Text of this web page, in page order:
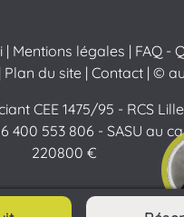
| Mentions légales | FAQ -
Plan du site| Contact| ©
CEE 1475/95 - RCS
400 553 806 - SASU au
220800 €